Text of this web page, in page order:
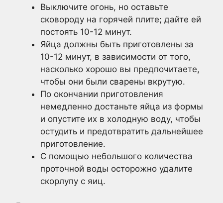
Выключите огонь, но оставьте
сковороду на горячей плите; дайте ей
постоять 10-12 минут.
Яйца должны быть приготовлены за
10-12 минут, в зависимости от того,
насколько хорошо вы предпочитаете,
чтобы они были сварены вкрутую.
По окончании приготовления
немедленно достаньте яйца из формы
и опустите их в холодную воду, чтобы
остудить и предотвратить дальнейшее
приготовление.
С помощью небольшого количества
проточной воды осторожно удалите
скорлупу с яиц.